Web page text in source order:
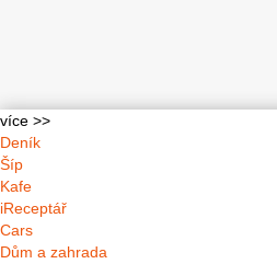
více >>
Deník
Šíp
Kafe
iReceptář
Cars
Dům a zahrada